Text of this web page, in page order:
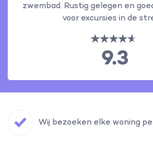
zwembad. Rustig gelegen en
voor excursies in de
9.3
Wij bezoeken elke woning